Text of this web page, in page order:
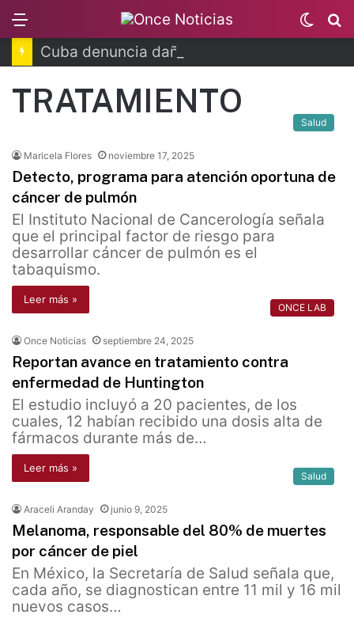
Switch
skin
TRATAMIENTO
Salud
Maricela Flores noviembre 17, 2025
Detecto, programa para atención oportuna de
cáncer de pulmón
El Instituto Nacional de Cancerología señala
que el principal factor de riesgo para
desarrollar cáncer de pulmón es el
tabaquismo.
Leer más »
ONCE LAB
Once Noticias septiembre 24, 2025
Reportan avance en tratamiento contra
enfermedad de Huntington
El estudio incluyó a 20 pacientes, de los
cuales, 12 habían recibido una dosis alta de
fármacos durante más de…
Leer más »
Salud
Araceli Aranday junio 9, 2025
Melanoma, responsable del 80% de muertes
por cáncer de piel
En México, la Secretaría de Salud señala que,
cada año, se diagnostican entre 11 mil y 16 mil
nuevos casos…